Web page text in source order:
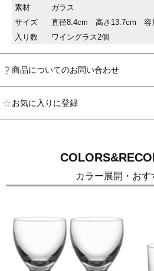
素材
ガラス
サイズ
直径8.4cm 高さ13.7cm 容
入り数
ワイングラス2個
商品についてのお問い合わせ
お気に入りに登録
カラー展開・おす